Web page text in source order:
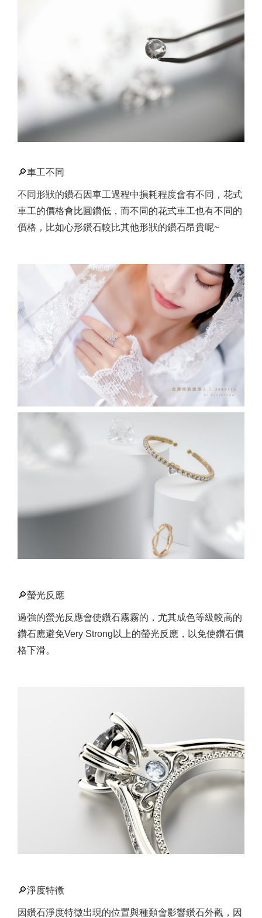
🔎車工不同
不同形狀的鑽石因車工過程中損耗程度會有不同，花式
車工的價格會比圓鑽低，而不同的花式車工也有不同的
價格，比如心形鑽石較比其他形狀的鑽石昂貴呢~
🔎螢光反應
過強的螢光反應會使鑽石霧霧的，尤其成色等級較高的
鑽石應避免Very Strong以上的螢光反應，以免使鑽石價
格下滑。
🔎淨度特徵
因鑽石淨度特徵出現的位置與種類會影響鑽石外觀，因